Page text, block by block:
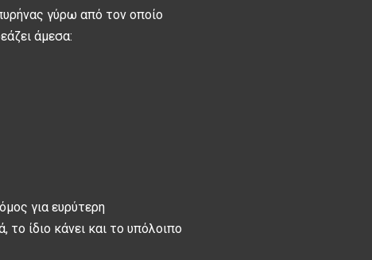
γύρω από τον οποίο
άμεσα:
για ευρύτερη
το ίδιο κάνει και το υπόλοιπο